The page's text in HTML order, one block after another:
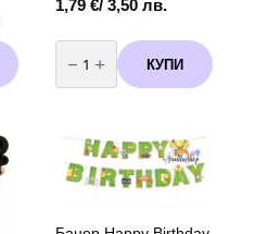
1,79 €/ 3,50 лв.
количество
за
Балони
Металик
орaнж
13
см
КУПИ